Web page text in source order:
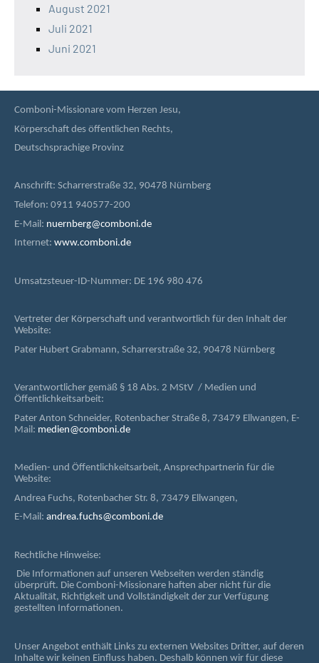
August 2021
Juli 2021
Juni 2021
Comboni-Missionare vom Herzen Jesu,
Körperschaft des öffentlichen Rechts,
Deutschsprachige Provinz
Anschrift: Scharrerstraße 32, 90478 Nürnberg
Telefon: 0911 940577-200
E-Mail: nuernberg@comboni.de
Internet: www.comboni.de
Umsatzsteuer-ID-Nummer: DE 196 980 476
Vertreter der Körperschaft und verantwortlich für den Inhalt der
Website:
Pater Hubert Grabmann, Scharrerstraße 32, 90478 Nürnberg
Verantwortlicher gemäß § 18 Abs. 2 MStV / Medien und
Öffentlichkeitsarbeit:
Pater Anton Schneider, Rotenbacher Straße 8, 73479 Ellwangen, E-
Mail: medien@comboni.de
Medien- und Öffentlichkeitsarbeit, Ansprechpartnerin für die
Website:
Andrea Fuchs, Rotenbacher Str. 8, 73479 Ellwangen,
E-Mail: andrea.fuchs@comboni.de
Rechtliche Hinweise:
Die Informationen auf unseren Webseiten werden ständig
überprüft. Die Comboni-Missionare haften aber nicht für die
Aktualität, Richtigkeit und Vollständigkeit der zur Verfügung
gestellten Informationen.
Unser Angebot enthält Links zu externen Websites Dritter, auf deren
Inhalte wir keinen Einfluss haben. Deshalb können wir für diese